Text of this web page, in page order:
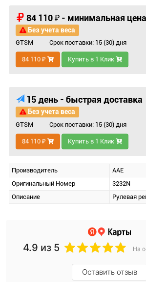
84 110 ₽ - минимальная цена
Без учета веса
GTSM Срок поставки: 15 (30) дня
84 110 ₽ Купить в 1 Клик
15 день - быстрая доставка
Без учета веса
GTSM Срок поставки: 15 (30) дня
84 110 ₽ Купить в 1 Клик
Производитель
AAE
Оригинальный Номер
3232N
Описание
Рулевая
4.9 из 5 На
Оставить отзыв